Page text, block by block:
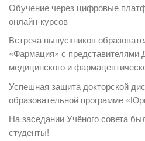
Обучение через цифровые
онлайн-курсов
Встреча выпускников
«Фармация» с представителями
медицинского и
Успешная защита докторской
образовательной программе
На заседании Учёного совета
студенты!